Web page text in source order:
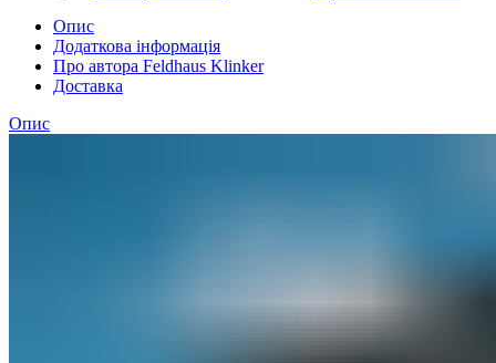
Опис
Додаткова інформація
Про автора Feldhaus Klinker
Доставка
Опис